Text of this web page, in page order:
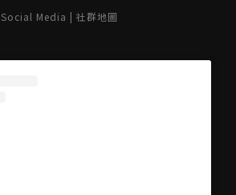
Social Media | 社群地圖